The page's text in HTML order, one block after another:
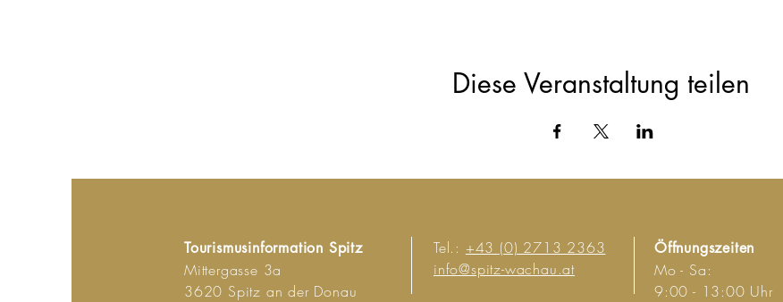
Diese Veranstaltung teilen
Tourismusinformation Spitz
Mittergasse 3a
3620 Spitz an der Donau
Tel.: +43 (0) 2713 2363
info@spitz-wachau.at
Öffnungszeiten
Mo - Sa:
9:00 - 13:00 Uhr